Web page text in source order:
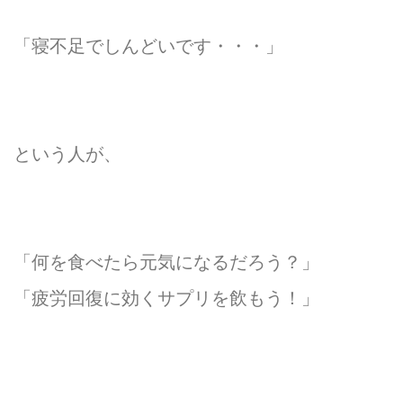
「寝不足でしんどいです・・・」
という人が、
「何を食べたら元気になるだろう？」
「疲労回復に効くサプリを飲もう！」